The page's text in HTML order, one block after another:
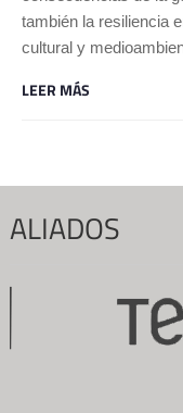
también la resiliencia
cultural y
LEER MÁS
ALIADOS